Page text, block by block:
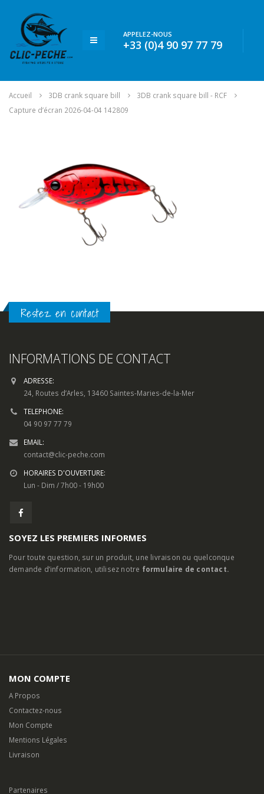
APPELEZ-NOUS
+33 (0)4 90 97 77 79
Accueil 3DB crank square bill
3DB crank square bill - RCF
Capture d’écran 2026-04-04 142809
Restez en contact
INFORMATIONS DE CONTACT
ADRESSE:
24, Routes d’Arles, 13460 Saintes-Maries-de-la-Mer
TELEPHONE:
04 90 97 77 79
EMAIL:
contact@clic-peche.com
HORAIRES D'OUVERTURE:
Lun - Dim / 7h00 - 19h00
SOYEZ LES PREMIERS INFORMES
Pour toute question, sur un produit, une livraison ou quelconque
demande d’information, utilisez notre formulaire de contact.
MON COMPTE
A Propos
Contactez-nous
Mon Compte
Mentions Légales
Livraison
Partenaires